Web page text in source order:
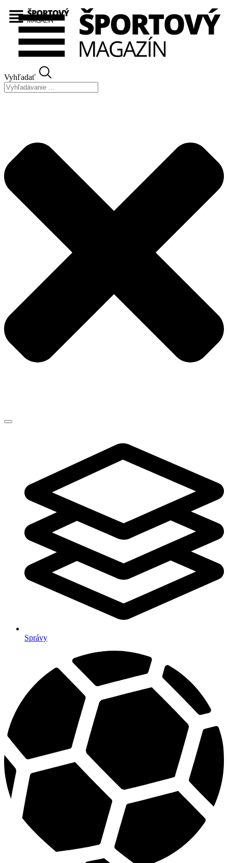
Preskočiť
na
obsah
Vyhľadať
Správy